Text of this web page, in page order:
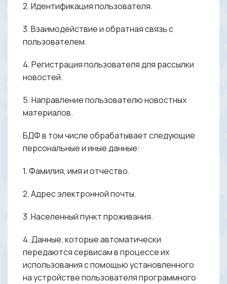
2. Идентификация пользователя.
3. Взаимодействие и обратная связь с
пользователем.
4. Регистрация пользователя для рассылки
новостей.
5. Направление пользователю новостных
материалов.
БДФ в том числе обрабатывает следующие
персональные и иные данные:
1. Фамилия, имя и отчество.
2. Адрес электронной почты.
3. Населенный пункт проживания.
4. Данные, которые автоматически
передаются сервисам в процессе их
использования с помощью установленного
на устройстве пользователя программного